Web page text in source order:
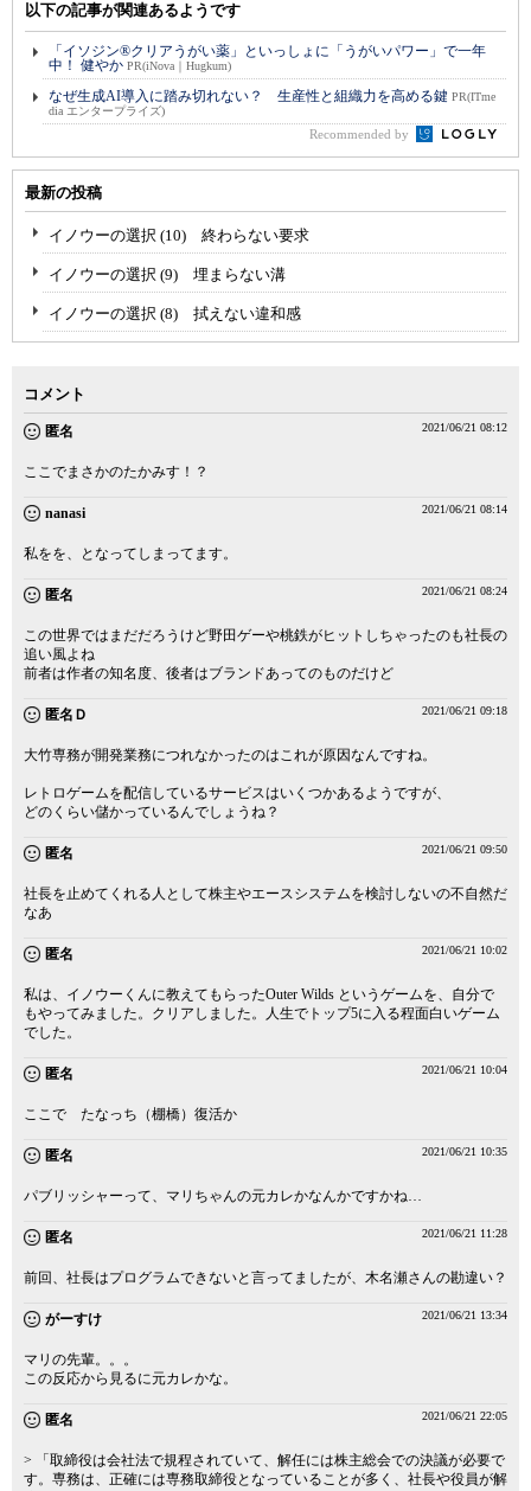
以下の記事が関連あるようです
「イソジン®クリアうがい薬」といっしょに「うがいパワー」で一年
中！ 健やか PR(iNova｜Hugkum)
なぜ生成AI導入に踏み切れない？ 生産性と組織力を高める鍵 PR(ITme
dia エンタープライズ)
Recommended by
最新の投稿
イノウーの選択 (10) 終わらない要求
イノウーの選択 (9) 埋まらない溝
イノウーの選択 (8) 拭えない違和感
コメント
匿名 2021/06/21 08:12
ここでまさかのたかみす！？
nanasi 2021/06/21 08:14
私をを、となってしまってます。
匿名 2021/06/21 08:24
この世界ではまだだろうけど野田ゲーや桃鉄がヒットしちゃったのも社長の
追い風よね
前者は作者の知名度、後者はブランドあってのものだけど
匿名Ｄ 2021/06/21 09:18
大竹専務が開発業務につれなかったのはこれが原因なんですね。
レトロゲームを配信しているサービスはいくつかあるようですが、
どのくらい儲かっているんでしょうね？
匿名 2021/06/21 09:50
社長を止めてくれる人として株主やエースシステムを検討しないの不自然だ
なあ
匿名 2021/06/21 10:02
私は、イノウーくんに教えてもらったOuter Wilds というゲームを、自分で
もやってみました。クリアしました。人生でトップ5に入る程面白いゲーム
でした。
匿名 2021/06/21 10:04
ここで たなっち（棚橋）復活か
匿名 2021/06/21 10:35
パブリッシャーって、マリちゃんの元カレかなんかですかね…
匿名 2021/06/21 11:28
前回、社長はプログラムできないと言ってましたが、木名瀬さんの勘違い？
がーすけ 2021/06/21 13:34
マリの先輩。。。
この反応から見るに元カレかな。
匿名 2021/06/21 22:05
> 「取締役は会社法で規程されていて、解任には株主総会での決議が必要で
す。専務は、正確には専務取締役となっていることが多く、社長や役員が解